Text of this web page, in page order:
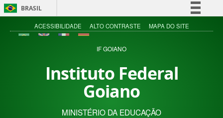
BRASIL
Simplifique!
Acesso à informação
ACESSIBILIDADE ALTO CONTRASTE MAPA DO SITE
IF GOIANO
Instituto Federal
Goiano
MINISTÉRIO DA EDUCAÇÃO